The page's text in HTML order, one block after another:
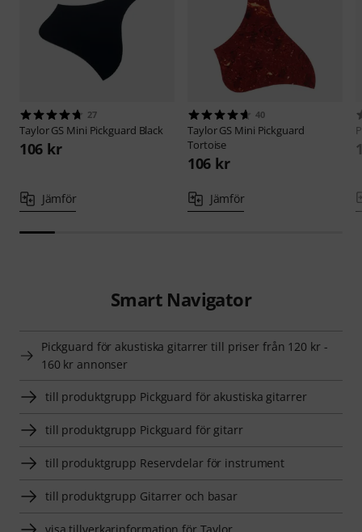
27
TaylorGS Mini Pickguard Black
106 kr
Jämför
40
TaylorGS Mini Pickguard
Tortoise
106 kr
Jämför
Smart Navigator
Pickguard för akustiska gitarrer till priser från 120 kr -
160 kr annonser
till produktgrupp Pickguard för akustiska gitarrer
till produktgrupp Pickguard för gitarr
till produktgrupp Reservdelar för instrument
till produktgrupp Gitarrer och basar
visa tillverkarinformation för Taylor